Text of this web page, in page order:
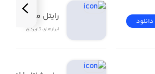
دانلود رایتل من | My Rightel
ابزار‌های کاربردی